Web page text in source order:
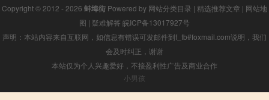
Copyright © 2012 - 2026 蚌埠街 Powered by 网站分类目录 | 精选推荐文章 | 网站地
图 | 疑难解答 皖ICP备13017927号
声明：本站内容来自互联网，如信息有错误可发邮件到f_fb#foxmail.com说明，我们
会及时纠正，谢谢
本站仅为个人兴趣爱好，不接盈利性广告及商业合作
小男孩